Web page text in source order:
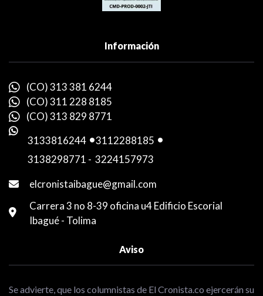
Información
(CO) 313 381 6244
(CO) 311 228 8185
(CO) 313 829 8771
3133816244 -3112288185 -
3138298771 - 3224157973
elcronistaibague@gmail.com
Carrera 3 no 8-39 oficina u4 Edificio Escorial
Ibagué - Tolima
Aviso
Se advierte, que los columnistas de El Cronista.co ejercerán su